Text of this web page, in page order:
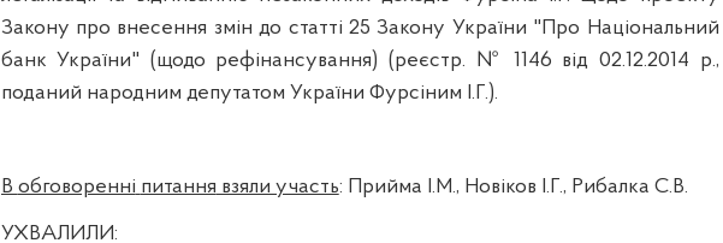
Закону про внесення змін до статті 25 Закону України "Про Національний
банк України" (щодо рефінансування)(реєстр. № 1146 від 02.12.2014 р.,
поданий народним депутатом України Фурсіним І.Г.).
В обговоренні питання взяли участь: Прийма І.М., Новіков І.Г., Рибалка С.В.
УХВАЛИЛИ: